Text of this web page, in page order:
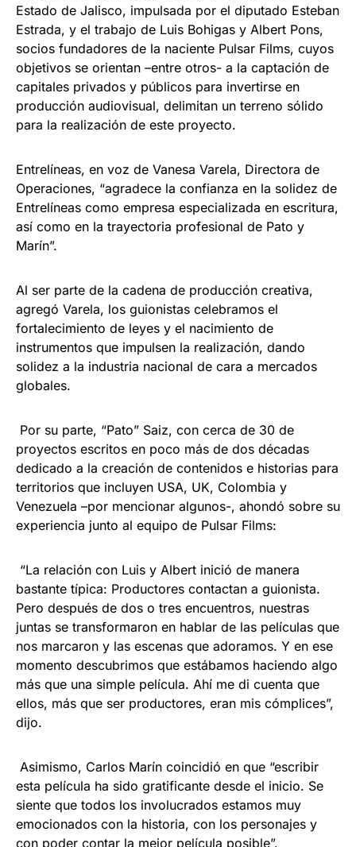
Estado de Jalisco, impulsada por el diputado Esteban
Estrada, y el trabajo de Luis Bohigas y Albert Pons,
socios fundadores de la naciente Pulsar Films, cuyos
objetivos se orientan –entre otros- a la captación de
capitales privados y públicos para invertirse en
producción audiovisual, delimitan un terreno sólido
para la realización de este proyecto.
Entrelíneas, en voz de Vanesa Varela, Directora de
Operaciones, “agradece la confianza en la solidez de
Entrelíneas como empresa especializada en escritura,
así como en la trayectoria profesional de Pato y
Marín”.
Al ser parte de la cadena de producción creativa,
agregó Varela, los guionistas celebramos el
fortalecimiento de leyes y el nacimiento de
instrumentos que impulsen la realización, dando
solidez a la industria nacional de cara a mercados
globales.
Por su parte, “Pato” Saiz, con cerca de 30 de
proyectos escritos en poco más de dos décadas
dedicado a la creación de contenidos e historias para
territorios que incluyen USA, UK, Colombia y
Venezuela –por mencionar algunos-, ahondó sobre su
experiencia junto al equipo de Pulsar Films:
“La relación con Luis y Albert inició de manera
bastante típica: Productores contactan a guionista.
Pero después de dos o tres encuentros, nuestras
juntas se transformaron en hablar de las películas que
nos marcaron y las escenas que adoramos. Y en ese
momento descubrimos que estábamos haciendo algo
más que una simple película. Ahí me di cuenta que
ellos, más que ser productores, eran mis cómplices”,
dijo.
Asimismo, Carlos Marín coincidió en que “escribir
esta película ha sido gratificante desde el inicio. Se
siente que todos los involucrados estamos muy
emocionados con la historia, con los personajes y
con poder contar la mejor película posible”.